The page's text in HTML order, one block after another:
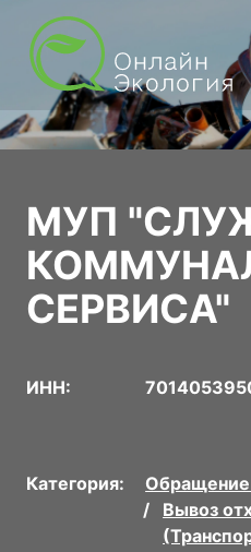
МУП
СЕРВИСА"
ИНН:
Категория:
Обращение
Вывоз